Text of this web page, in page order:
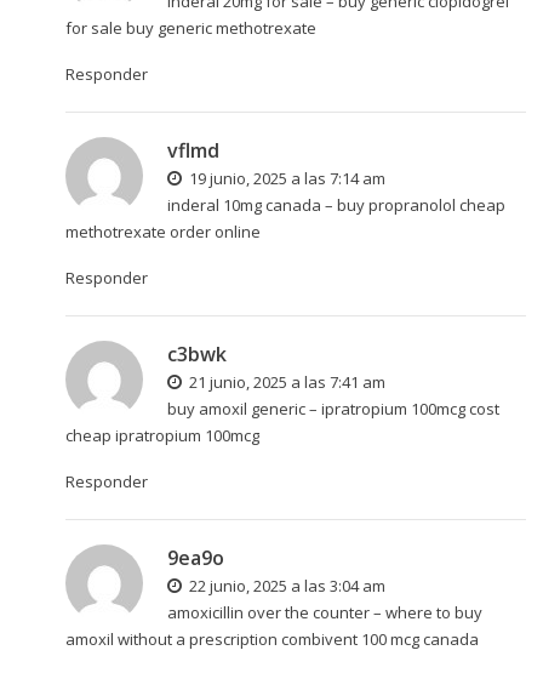
for sale buy generic methotrexate
Responder
vflmd
19 junio, 2025 a las 7:14 am
inderal 10mg canada – buy propranolol cheap
methotrexate order online
Responder
c3bwk
21 junio, 2025 a las 7:41 am
buy amoxil generic – ipratropium 100mcg cost
cheap ipratropium 100mcg
Responder
9ea9o
22 junio, 2025 a las 3:04 am
amoxicillin over the counter – where to buy
amoxil without a prescription combivent 100 mcg canada